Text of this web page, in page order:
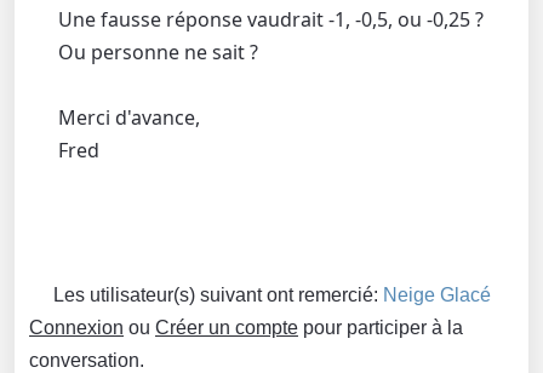
Une fausse réponse vaudrait -1, -0,5, ou -0,25 ?
Ou personne ne sait ?
Merci d'avance,
Fred
Les utilisateur(s) suivant ont remercié: Neige Glacé
Connexion ou Créer un compte pour participer à la
conversation.